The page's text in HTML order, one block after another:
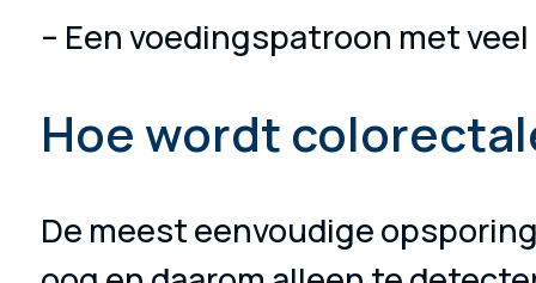
– Een voedingspatroon met
Hoe wordt
De meest eenvoudige